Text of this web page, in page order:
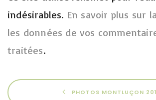
indésirables. En savoir plus sur
les données de vos
traitées.
PHOTOS MONTLUÇON